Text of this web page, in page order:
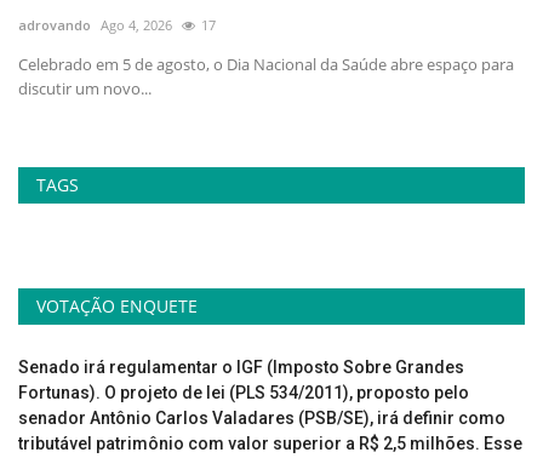
adrovando Ago 4, 2026 17
Celebrado em 5 de agosto, o Dia Nacional da Saúde abre espaço para
discutir um novo...
TAGS
VOTAÇÃO ENQUETE
Senado irá regulamentar o IGF (Imposto Sobre Grandes
Fortunas). O projeto de lei (PLS 534/2011), proposto pelo
senador Antônio Carlos Valadares (PSB/SE), irá definir como
tributável patrimônio com valor superior a R$ 2,5 milhões. Esse